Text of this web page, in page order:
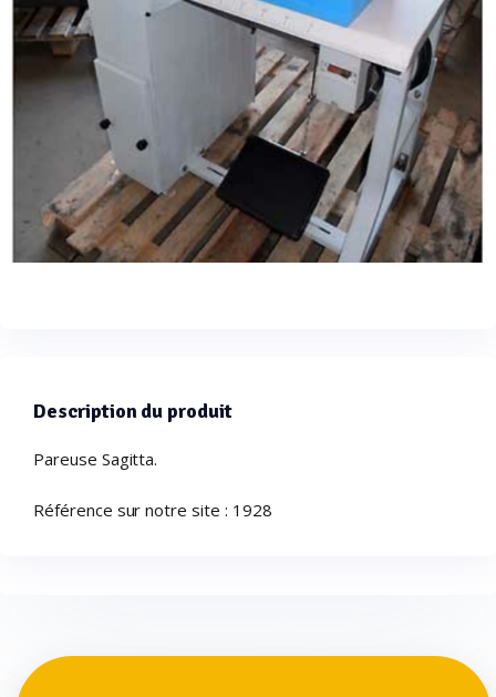
Description du produit
Pareuse Sagitta.
Référence sur notre site : 1928